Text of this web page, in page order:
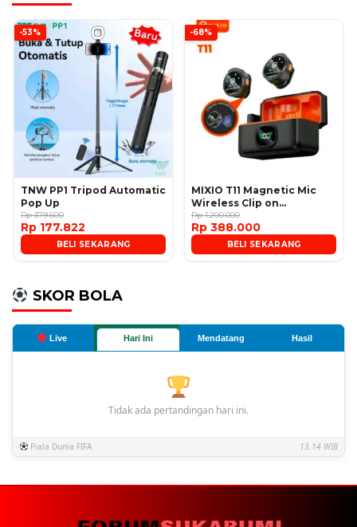
-53%
TNW PP1 Tripod Automatic
Pop Up
Rp 379.600
Rp 177.822
BELI SEKARANG
-68%
MIXIO T11 Magnetic Mic
Wireless Clip on
Microphone
Rp 1.200.000
Rp 388.000
BELI SEKARANG
SKOR BOLA
Live Hari Ini Mendatang Hasil
Tidak ada pertandingan hari ini.
Piala Dunia FIFA 13.14 WIB